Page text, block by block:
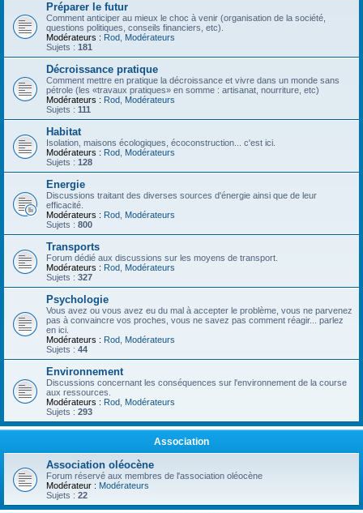
Préparer le futur
Comment anticiper au mieux le choc à venir (organisation de la société,
questions politiques, conseils financiers, etc).
Modérateurs : Rod Modérateurs
Sujets : 181
Décroissance pratique
Comment mettre en pratique la décroissance et vivre dans un monde sans
pétrole (les «travaux pratiques» en somme : artisanat, nourriture, etc)
Modérateurs : Rod Modérateurs
Sujets : 111
Habitat
Isolation, maisons écologiques, écoconstruction... c'est ici.
Modérateurs : Rod Modérateurs
Sujets : 128
Energie
Discussions traitant des diverses sources d'énergie ainsi que de leur
efficacité.
Modérateurs : Rod Modérateurs
Sujets : 800
Transports
Forum dédié aux discussions sur les moyens de transport.
Modérateurs : Rod Modérateurs
Sujets : 327
Psychologie
Vous avez ou vous avez eu du mal à accepter le problème, vous ne parvenez
pas à convaincre vos proches, vous ne savez pas comment réagir... parlez
en ici.
Modérateurs : Rod Modérateurs
Sujets : 44
Environnement
Discussions concernant les conséquences sur l'environnement de la course
aux ressources.
Modérateurs : Rod Modérateurs
Sujets : 293
Association
Association oléocène
Forum réservé aux membres de l'association oléocène
Modérateur : Modérateurs
Sujets : 22